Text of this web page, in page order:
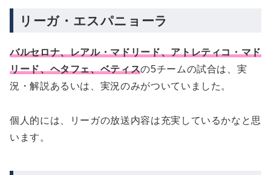
リーガ・エスパニョーラ
バルセロナ、レアル・マドリード、アトレティコ・マド
リード、ヘタフェ、ベティスの5チームの試合は、実
況・解説あるいは、実況のみがついていました。
個人的には、リーガの放送内容は充実しているかなと思
います。